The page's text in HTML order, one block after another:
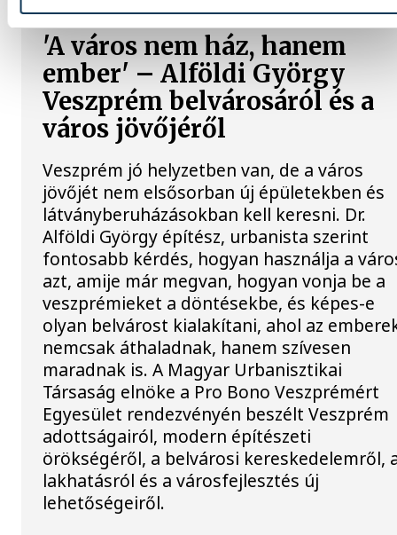
'A város nem ház, hanem
ember' – Alföldi György
Veszprém belvárosáról és a
város jövőjéről
Veszprém jó helyzetben van, de a város
jövőjét nem elsősorban új épületekben és
látványberuházásokban kell keresni. Dr.
Alföldi György építész, urbanista szerint
fontosabb kérdés, hogyan használja a
azt, amije már megvan, hogyan vonja be a
veszprémieket a döntésekbe, és képes-e
olyan belvárost kialakítani, ahol az
nemcsak áthaladnak, hanem szívesen
maradnak is. A Magyar Urbanisztikai
Társaság elnöke a Pro Bono Veszprémért
Egyesület rendezvényén beszélt Veszprém
adottságairól, modern építészeti
örökségéről, a belvárosi kereskedelemről,
lakhatásról és a városfejlesztés új
lehetőségeiről.